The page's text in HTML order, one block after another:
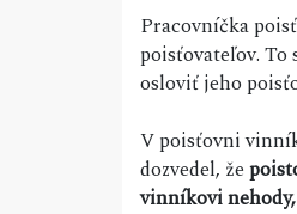
Pracovníčka
poisťovateľov.
osloviť jeho
V poisťovni
dozvedel, že
vinníkovi